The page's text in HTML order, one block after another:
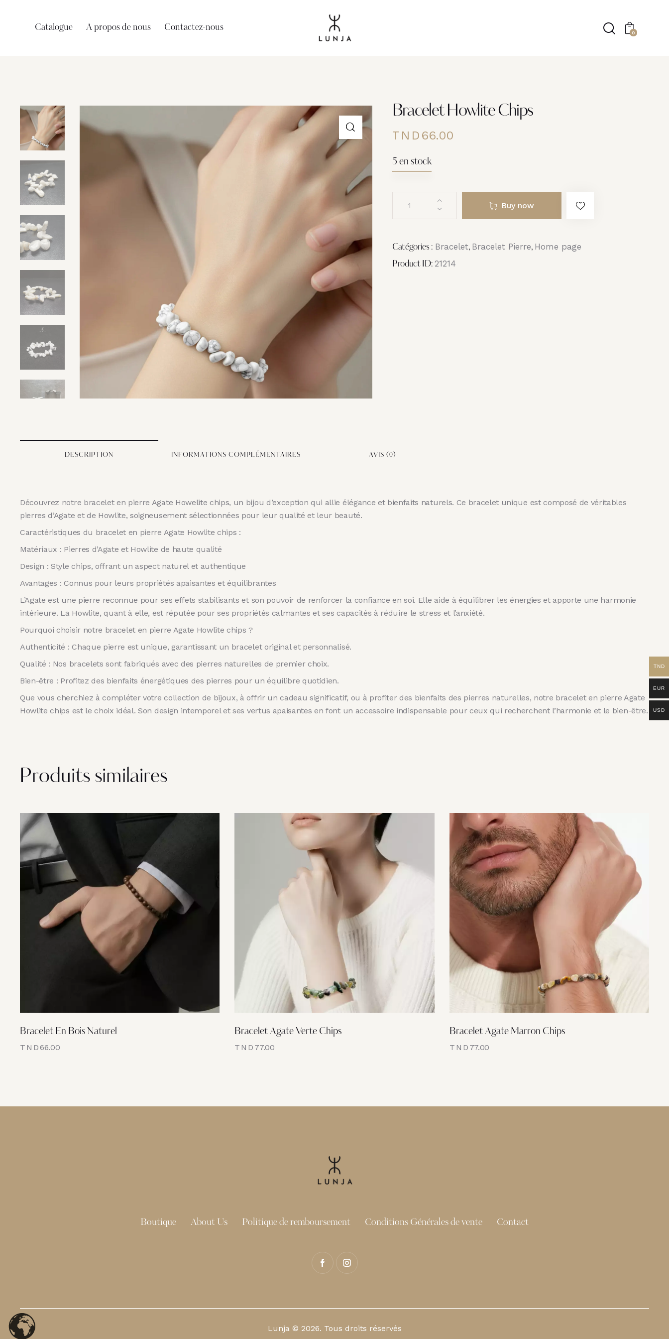
Catalogue A propos de nous Contactez-nous
0
Bracelet Howlite Chips
TND 66.00
5 en stock
Buy now
Catégories : Bracelet, Bracelet Pierre, Home page
Product ID: 21214
DESCRIPTION INFORMATIONS COMPLÉMENTAIRES AVIS (0)
Découvrez notre bracelet en pierre Agate Howelite chips, un bijou d’exception qui allie élégance et bienfaits naturels. Ce bracelet unique est composé de véritables
pierres d’Agate et de Howlite, soigneusement sélectionnées pour leur qualité et leur beauté.
Caractéristiques du bracelet en pierre Agate Howlite chips :
Matériaux : Pierres d’Agate et Howlite de haute qualité
Design : Style chips, offrant un aspect naturel et authentique
Avantages : Connus pour leurs propriétés apaisantes et équilibrantes
L’Agate est une pierre reconnue pour ses effets stabilisants et son pouvoir de renforcer la confiance en soi. Elle aide à équilibrer les énergies et apporte une harmonie
intérieure. La Howlite, quant à elle, est réputée pour ses propriétés calmantes et ses capacités à réduire le stress et l’anxiété.
Pourquoi choisir notre bracelet en pierre Agate Howlite chips ?
Authenticité : Chaque pierre est unique, garantissant un bracelet original et personnalisé.
Qualité : Nos bracelets sont fabriqués avec des pierres naturelles de premier choix.
Bien-être : Profitez des bienfaits énergétiques des pierres pour un équilibre quotidien.
Que vous cherchiez à compléter votre collection de bijoux, à offrir un cadeau significatif, ou à profiter des bienfaits des pierres naturelles, notre bracelet en pierre Agate
Howlite chips est le choix idéal. Son design intemporel et ses vertus apaisantes en font un accessoire indispensable pour ceux qui recherchent l’harmonie et le bien-être.
Produits similaires
Bracelet En Bois Naturel
TND66.00
Bracelet Agate Verte Chips
TND 77.00
Bracelet Agate Marron Chips
TND 77.00
Boutique About Us Politique de remboursement Conditions Générales de vente Contact
Lunja © 2026. Tous droits réservés
TND
EUR
USD